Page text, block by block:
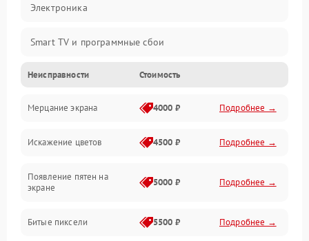
Электроника
Smart TV и программные сбои
Питание и запуск
Подсветка и LED-модули
Звук и аудиосистема
Сигнал и приём каналов
Неисправности Стоимость
Мерцание экрана 4000 ₽ Подробнее →
Искажение цветов 4500 ₽ Подробнее →
Появление пятен на
экране
5000 ₽ Подробнее →
Битые пиксели 5500 ₽ Подробнее →